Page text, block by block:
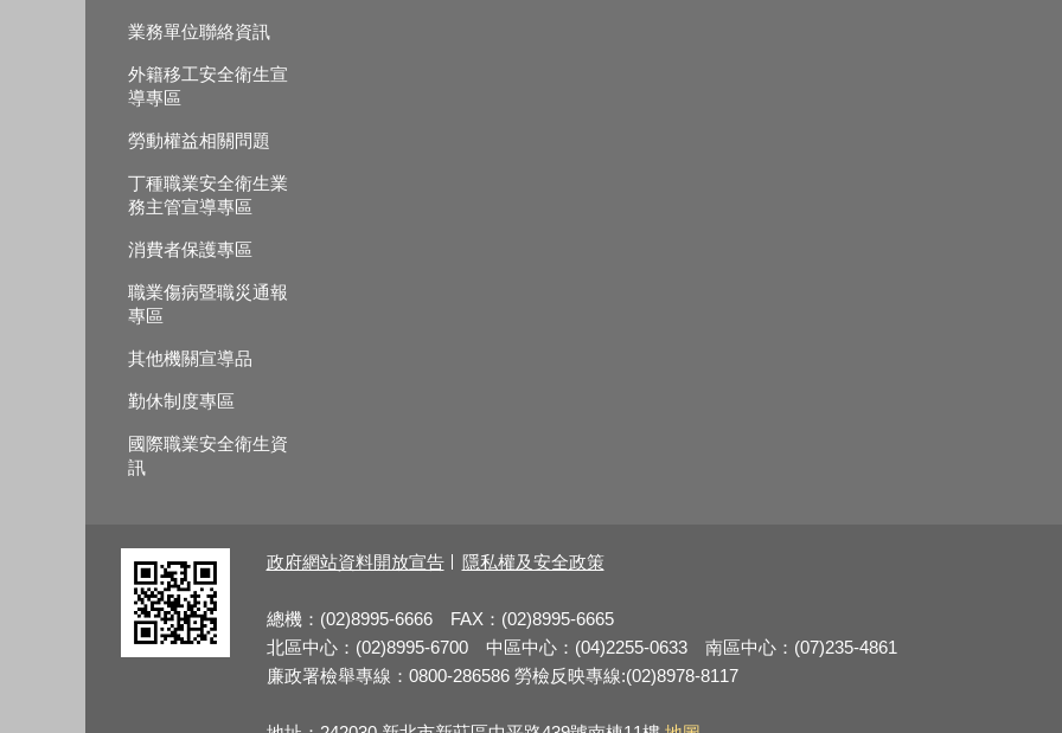
業務單位聯絡資訊
外籍移工安全衛生宣
導專區
勞動權益相關問題
丁種職業安全衛生業
務主管宣導專區
消費者保護專區
職業傷病暨職災通報
專區
其他機關宣導品
勤休制度專區
國際職業安全衛生資
訊
政府網站資料開放宣告 隱私權及安全政策
總機：(02)8995-6666 FAX：(02)8995-6665
北區中心：(02)8995-6700 中區中心：(04)2255-0633 南區中心：(07)235-4861
廉政署檢舉專線：0800-286586 勞檢反映專線:(02)8978-8117